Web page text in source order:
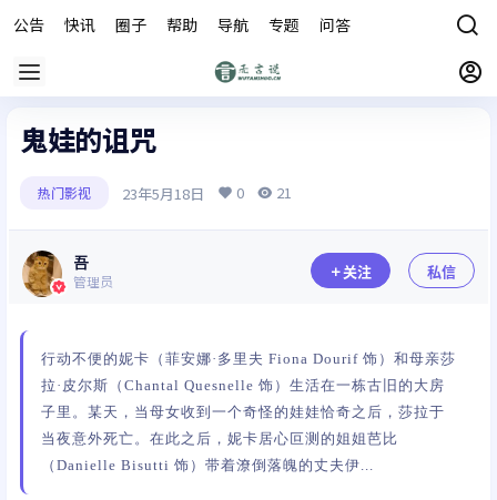
公告 快讯 圈子 帮助 导航 专题 问答
鬼娃的诅咒
热门影视 23年5月18日 0 21
吾
管理员 关注 私信
行动不便的妮卡（菲安娜·多里夫 Fiona Dourif 饰）和母亲莎
拉·皮尔斯（Chantal Quesnelle 饰）生活在一栋古旧的大房
子里。某天，当母女收到一个奇怪的娃娃恰奇之后，莎拉于
当夜意外死亡。在此之后，妮卡居心叵测的姐姐芭比
（Danielle Bisutti 饰）带着潦倒落魄的丈夫伊...